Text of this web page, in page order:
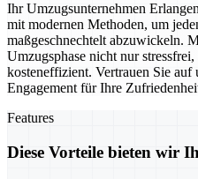
Ihr Umzugsunternehmen
mit modernen Methoden, um
maßgeschnechtelt abzuwickeln.
Umzugsphase nicht nur
kosteneffizient. Vertrauen Sie auf
Engagement für Ihre
Features
Diese Vorteile bieten wir